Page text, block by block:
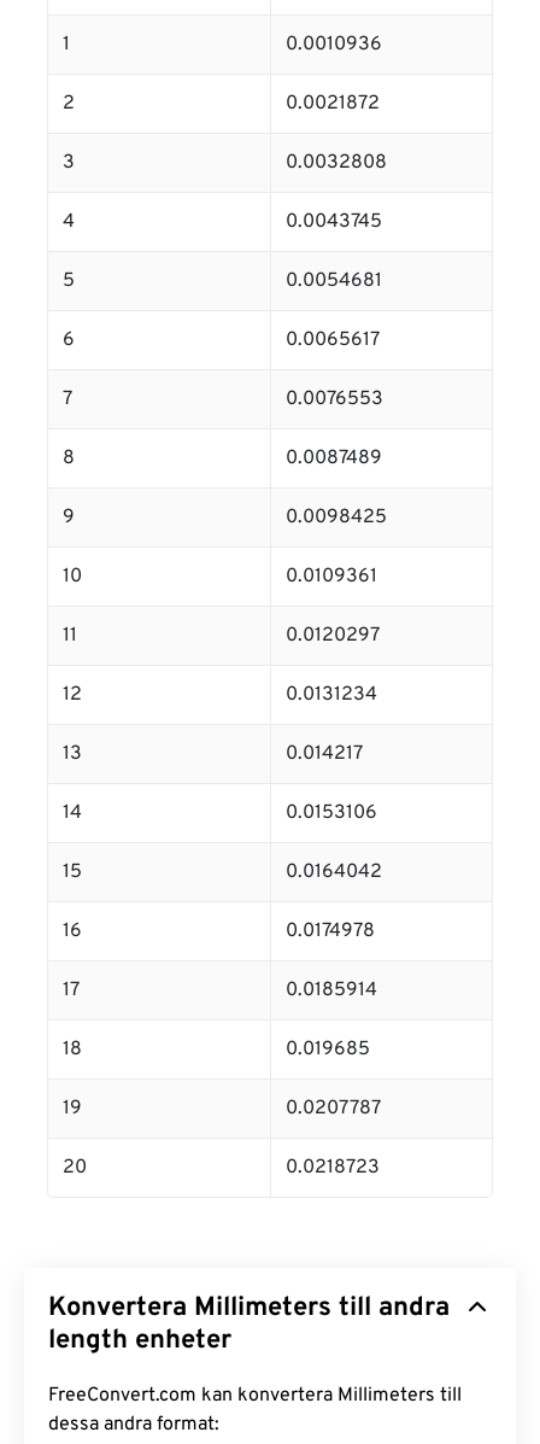
1 0.0010936
2 0.0021872
3 0.0032808
4 0.0043745
5 0.0054681
6 0.0065617
7 0.0076553
8 0.0087489
9 0.0098425
10 0.0109361
11 0.0120297
12 0.0131234
13 0.014217
14 0.0153106
15 0.0164042
16 0.0174978
17 0.0185914
18 0.019685
19 0.0207787
20 0.0218723
Konvertera Millimeters till andra
length enheter
FreeConvert.com kan konvertera Millimeters till
dessa andra format: